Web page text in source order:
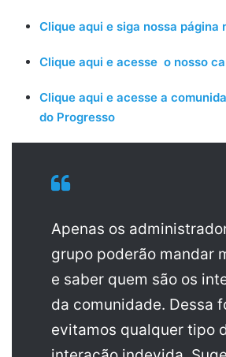
Clique aqui e siga nossa página
Clique aqui e acesse o nosso
Clique aqui e acesse a
do Progresso
Apenas os
grupo poderão mandar
e saber quem são os
da comunidade. Dessa
evitamos qualquer tipo